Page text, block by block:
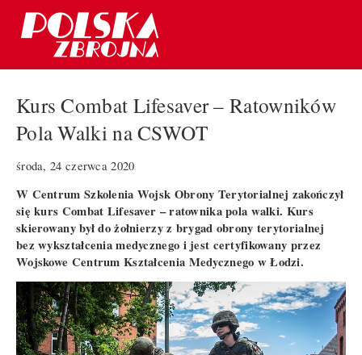
Kurs Combat Lifesaver – Ratowników
Pola Walki na CSWOT
środa, 24 czerwca 2020
W Centrum Szkolenia Wojsk Obrony Terytorialnej zakończył
się kurs Combat Lifesaver – ratownika pola walki. Kurs
skierowany był do żołnierzy z brygad obrony terytorialnej
bez wykształcenia medycznego i jest certyfikowany przez
Wojskowe Centrum Kształcenia Medycznego w Łodzi.